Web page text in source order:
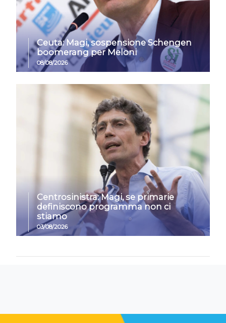
Ceuta: Magi, sospensione Schengen
boomerang per Meloni
08/08/2026
Centrosinistra: Magi, se primarie
definiscono programma non ci
stiamo
03/08/2026